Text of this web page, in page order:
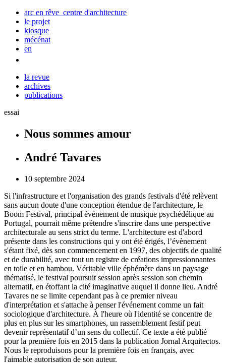
arc en rêve centre d'architecture
le projet
kiosque
mécénat
en
la revue
archives
publications
essai
Nous sommes amour
André Tavares
10 septembre 2024
Si l'infrastructure et l'organisation des grands festivals d'été relèvent
sans aucun doute d'une conception étendue de l'architecture, le
Boom Festival, principal événement de musique psychédélique au
Portugal, pourrait même prétendre s'inscrire dans une perspective
architecturale au sens strict du terme. L'architecture est d'abord
présente dans les constructions qui y ont été érigés, l’évènement
s'étant fixé, dès son commencement en 1997, des objectifs de qualité
et de durabilité, avec tout un registre de créations impressionnantes
en toile et en bambou. Véritable ville éphémère dans un paysage
thématisé, le festival poursuit session après session son chemin
alternatif, en étoffant la cité imaginative auquel il donne lieu. André
Tavares ne se limite cependant pas à ce premier niveau
d'interprétation et s'attache à penser l'événement comme un fait
sociologique d'architecture. À l'heure où l'identité se concentre de
plus en plus sur les smartphones, un rassemblement festif peut
devenir représentatif d’un sens du collectif. Ce texte a été publié
pour la première fois en 2015 dans la publication Jornal Arquitectos.
Nous le reproduisons pour la première fois en français, avec
l'aimable autorisation de son auteur.